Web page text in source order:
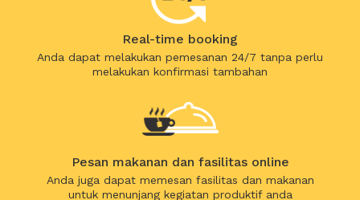
Real-time booking
Anda dapat melakukan pemesanan 24/7 tanpa perlu
melakukan konfirmasi tambahan
Pesan makanan dan fasilitas online
Anda juga dapat memesan fasilitas dan makanan
untuk menunjang kegiatan produktif anda